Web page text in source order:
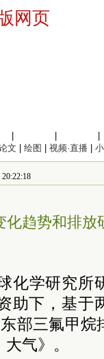
网页
文 绘图 视频·直播
化趋势和排放
化学研究所
助下，基于
部三氟甲
气》。